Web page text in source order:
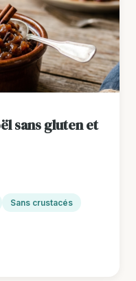
sans gluten et
Sans crustacés